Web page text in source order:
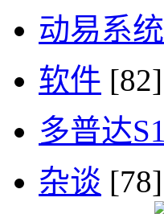
动易系统
软件 [82]
多普达S1
杂谈 [78]